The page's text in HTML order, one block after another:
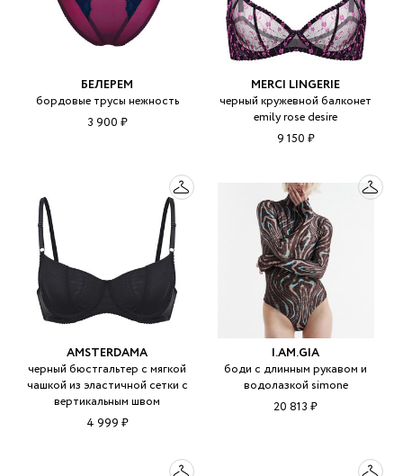
БЕЛЕРЕМ
бордовые трусы нежность
3 900 ₽
MERCI LINGERIE
черный кружевной балконет
emily rose desire
9 150 ₽
AMSTERDAMA
черный бюстгальтер с мягкой
чашкой из эластичной сетки с
вертикальным швом
4 999 ₽
I.AM.GIA
боди с длинным рукавом и
водолазкой simone
20 813 ₽